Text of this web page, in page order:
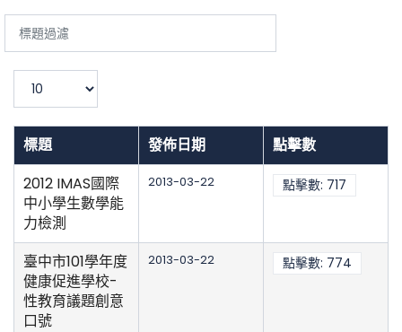
過
濾
數
目
標題 發佈日期
點擊數
2012 IMAS國際
中小學生數學能
力檢測
2013-03-22 點擊數: 717
臺中市101學年度
健康促進學校-
性教育議題創意
口號
2013-03-22 點擊數: 774